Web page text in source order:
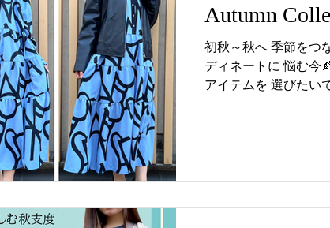
Autumn
初秋～秋へ 季節をつ
ディネートに 悩む今
アイテムを 選びたい